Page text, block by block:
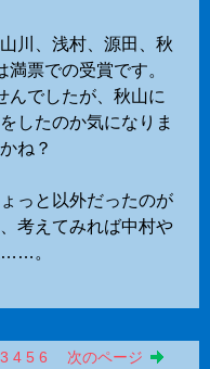
川、浅村、源田、秋
票での受賞です。
んでしたが、秋山に
したのか気になりま
ね？
っと以外だったのが
考えてみれば中村や
……。
3 4 5 6 次のページ